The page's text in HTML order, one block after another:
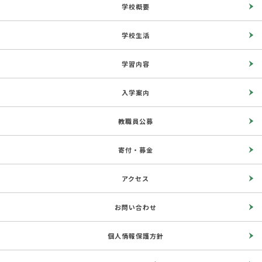
学校概要
学校生活
学習内容
入学案内
教職員公募
寄付・募金
アクセス
お問い合わせ
個人情報保護方針